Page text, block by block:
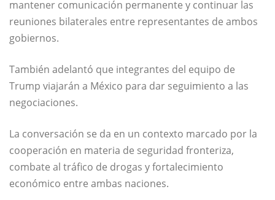
mantener comunicación permanente y continuar las
reuniones bilaterales entre representantes de ambos
gobiernos.
También adelantó que integrantes del equipo de
Trump viajarán a México para dar seguimiento a las
negociaciones.
La conversación se da en un contexto marcado por la
cooperación en materia de seguridad fronteriza,
combate al tráfico de drogas y fortalecimiento
económico entre ambas naciones.